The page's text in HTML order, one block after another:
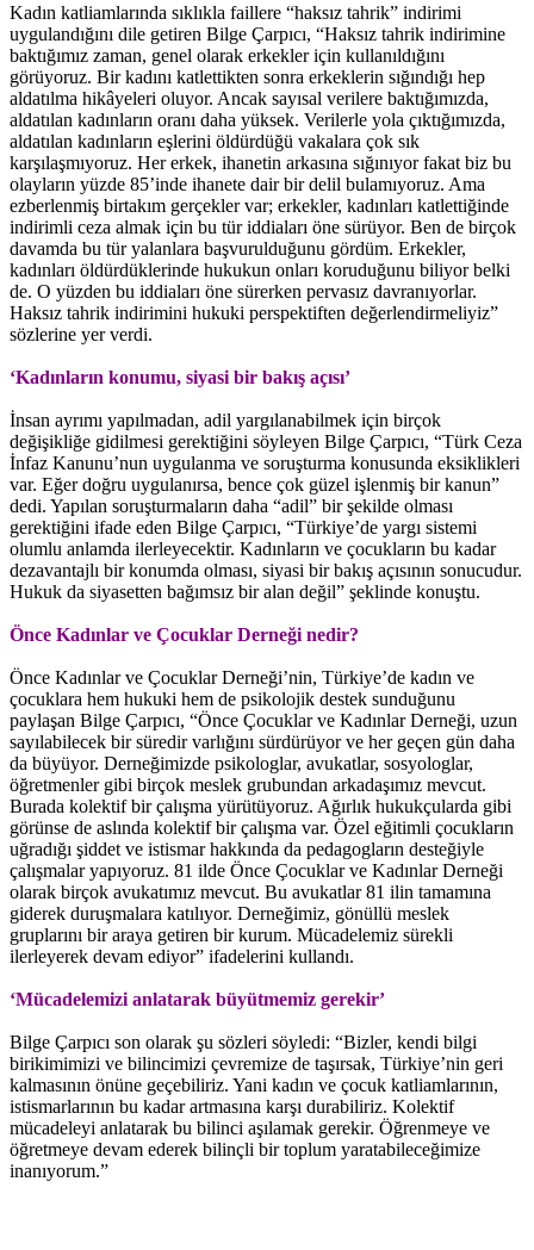
Kadın katliamlarında sıklıkla faillere “haksız tahrik” indirimi
uygulandığını dile getiren Bilge Çarpıcı, “Haksız tahrik indirimine
baktığımız zaman, genel olarak erkekler için kullanıldığını
görüyoruz. Bir kadını katlettikten sonra erkeklerin sığındığı hep
aldatılma hikâyeleri oluyor. Ancak sayısal verilere baktığımızda,
aldatılan kadınların oranı daha yüksek. Verilerle yola çıktığımızda,
aldatılan kadınların eşlerini öldürdüğü vakalara çok sık
karşılaşmıyoruz. Her erkek, ihanetin arkasına sığınıyor fakat biz bu
olayların yüzde 85’inde ihanete dair bir delil bulamıyoruz. Ama
ezberlenmiş birtakım gerçekler var; erkekler, kadınları katlettiğinde
indirimli ceza almak için bu tür iddiaları öne sürüyor. Ben de birçok
davamda bu tür yalanlara başvurulduğunu gördüm. Erkekler,
kadınları öldürdüklerinde hukukun onları koruduğunu biliyor belki
de. O yüzden bu iddiaları öne sürerken pervasız davranıyorlar.
Haksız tahrik indirimini hukuki perspektiften değerlendirmeliyiz”
sözlerine yer verdi.
‘Kadınların konumu, siyasi bir bakış açısı’
İnsan ayrımı yapılmadan, adil yargılanabilmek için birçok
değişikliğe gidilmesi gerektiğini söyleyen Bilge Çarpıcı, “Türk Ceza
İnfaz Kanunu’nun uygulanma ve soruşturma konusunda eksiklikleri
var. Eğer doğru uygulanırsa, bence çok güzel işlenmiş bir kanun”
dedi. Yapılan soruşturmaların daha “adil” bir şekilde olması
gerektiğini ifade eden Bilge Çarpıcı, “Türkiye’de yargı sistemi
olumlu anlamda ilerleyecektir. Kadınların ve çocukların bu kadar
dezavantajlı bir konumda olması, siyasi bir bakış açısının sonucudur.
Hukuk da siyasetten bağımsız bir alan değil” şeklinde konuştu.
Önce Kadınlar ve Çocuklar Derneği nedir?
Önce Kadınlar ve Çocuklar Derneği’nin, Türkiye’de kadın ve
çocuklara hem hukuki hem de psikolojik destek sunduğunu
paylaşan Bilge Çarpıcı, “Önce Çocuklar ve Kadınlar Derneği, uzun
sayılabilecek bir süredir varlığını sürdürüyor ve her geçen gün daha
da büyüyor. Derneğimizde psikologlar, avukatlar, sosyologlar,
öğretmenler gibi birçok meslek grubundan arkadaşımız mevcut.
Burada kolektif bir çalışma yürütüyoruz. Ağırlık hukukçularda gibi
görünse de aslında kolektif bir çalışma var. Özel eğitimli çocukların
uğradığı şiddet ve istismar hakkında da pedagogların desteğiyle
çalışmalar yapıyoruz. 81 ilde Önce Çocuklar ve Kadınlar Derneği
olarak birçok avukatımız mevcut. Bu avukatlar 81 ilin tamamına
giderek duruşmalara katılıyor. Derneğimiz, gönüllü meslek
gruplarını bir araya getiren bir kurum. Mücadelemiz sürekli
ilerleyerek devam ediyor” ifadelerini kullandı.
‘Mücadelemizi anlatarak büyütmemiz gerekir’
Bilge Çarpıcı son olarak şu sözleri söyledi: “Bizler, kendi bilgi
birikimimizi ve bilincimizi çevremize de taşırsak, Türkiye’nin geri
kalmasının önüne geçebiliriz. Yani kadın ve çocuk katliamlarının,
istismarlarının bu kadar artmasına karşı durabiliriz. Kolektif
mücadeleyi anlatarak bu bilinci aşılamak gerekir. Öğrenmeye ve
öğretmeye devam ederek bilinçli bir toplum yaratabileceğimize
inanıyorum.”